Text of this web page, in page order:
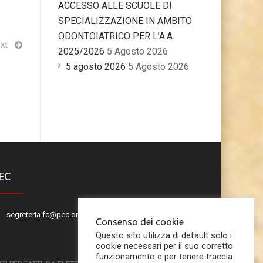
ACCESSO ALLE SCUOLE DI
SPECIALIZZAZIONE IN AMBITO
ODONTOIATRICO PER L’A.A.
2025/2026 5 Agosto 2026
5 agosto 2026 5 Agosto 2026
segreteria.fc@pec.omceo.it
Consenso dei cookie
Questo sito utilizza di default solo i
cookie necessari per il suo corretto
funzionamento e per tenere traccia